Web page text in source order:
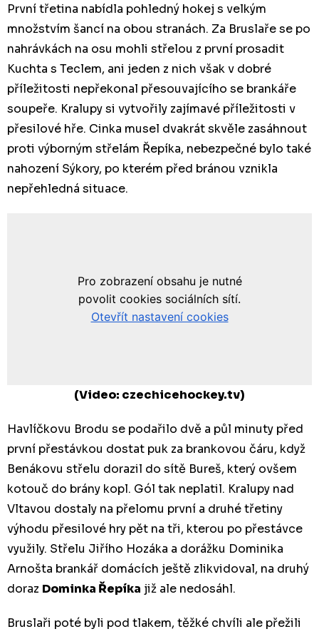
První třetina nabídla pohledný hokej s velkým
množstvím šancí na obou stranách. Za Bruslaře se po
nahrávkách na osu mohli střelou z první prosadit
Kuchta s Teclem, ani jeden z nich však v dobré
příležitosti nepřekonal přesouvajícího se brankáře
soupeře. Kralupy si vytvořily zajímavé příležitosti v
přesilové hře. Cinka musel dvakrát skvěle zasáhnout
proti výborným střelám Řepíka, nebezpečné bylo také
nahození Sýkory, po kterém před bránou vznikla
nepřehledná situace.
(Video: czechicehockey.tv)
Havlíčkovu Brodu se podařilo dvě a půl minuty před
první přestávkou dostat puk za brankovou čáru, když
Benákovu střelu dorazil do sítě Bureš, který ovšem
kotouč do brány kopl. Gól tak neplatil. Kralupy nad
Vltavou dostaly na přelomu první a druhé třetiny
výhodu přesilové hry pět na tři, kterou po přestávce
využily. Střelu Jiřího Hozáka a dorážku Dominika
Arnošta brankář domácích ještě zlikvidoval, na druhý
doraz Dominka Řepíka již ale nedosáhl.
Bruslaři poté byli pod tlakem, těžké chvíli ale přežili